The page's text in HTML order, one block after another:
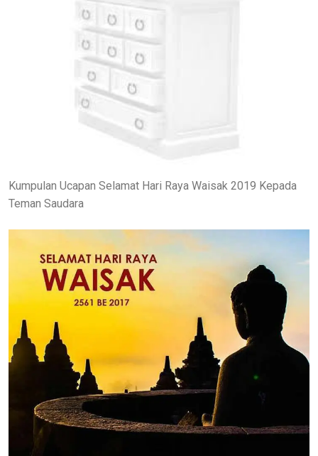
Kumpulan Ucapan Selamat Hari Raya Waisak 2019 Kepada
Teman Saudara